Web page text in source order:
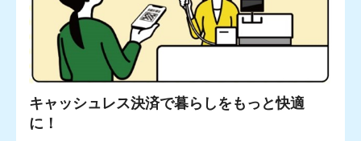
キャッシュレス決済で暮らしをもっと快適
に！